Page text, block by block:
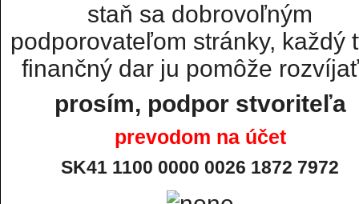
staň sa dobrovoľným
podporovateľom stránky, každý
finančný dar ju pomôže
prosím, podpor stvoriteľa
prevodom na účet
SK41 1100 0000 0026 1872 7972